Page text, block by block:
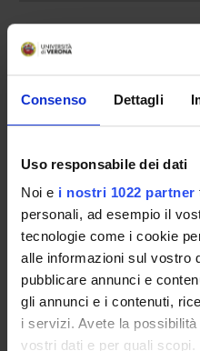
Consenso Dettagli
Uso responsabile dei dati
Noi e i nostri 1022 partner
personali, ad esempio il
tecnologie come i cookie
alle informazioni sul vostro
pubblicare annunci e
gli annunci e i contenuti,
i servizi. Avete la
vostri dati e per quali
TITLE
Prevenzione del doping
Nicotine–Induced
Nicotinic Receptors and
Smokeless tobacco use in
ACTIVITIES
RESEARCH AREAS